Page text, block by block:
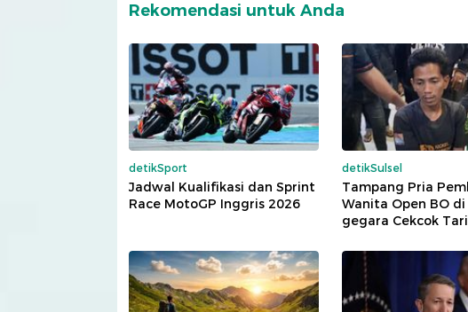
Rekomendasi untuk Anda
detikSport
Jadwal Kualifikasi dan Sprint
Race MotoGP Inggris 2026
detikSulsel
Tampang Pria
Wanita Open BO
gegara Cekcok